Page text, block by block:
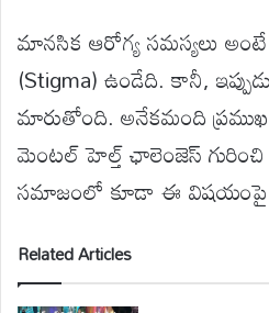
మానసిక ఆరోగ్య సమస్యలు అంటే
(Stigma) ఉండేది. కానీ,
మారుతోంది. అనేకమంది
మెంటల్ హెల్త్ ఛాలెంజెస్
సమాజంలో కూడా ఈ విషయంపై
Related Articles